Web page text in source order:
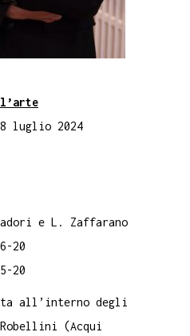
luglio 2024
e L. Zaffarano
20
20
all’interno degli
(Acqui